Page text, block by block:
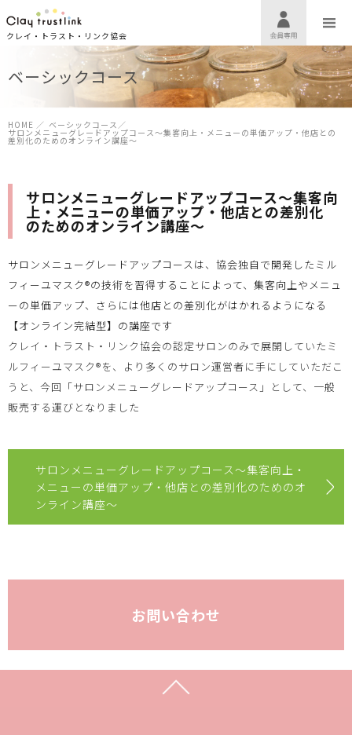
クレイ・トラスト・リンク協会
ベーシックコース
HOME ／ ベーシックコース ／
サロンメニューグレードアップコース〜集客向上・メニューの単価アップ・他店との
差別化のためのオンライン講座〜
サロンメニューグレードアップコース〜集客向
上・メニューの単価アップ・他店との差別化
のためのオンライン講座〜
サロンメニューグレードアップコースは、協会独自で開発したミル
フィーユマスク®️の技術を習得することによって、集客向上やメニュ
ーの単価アップ、さらには他店との差別化がはかれるようになる
【オンライン完結型】の講座です
クレイ・トラスト・リンク協会の認定サロンのみで展開していたミ
ルフィーユマスク®️を、より多くのサロン運営者に手にしていただこ
うと、今回「サロンメニューグレードアップコース」として、一般
販売する運びとなりました
サロンメニューグレードアップコース〜集客向上・
メニューの単価アップ・他店との差別化のためのオ
ンライン講座〜
お問い合わせ